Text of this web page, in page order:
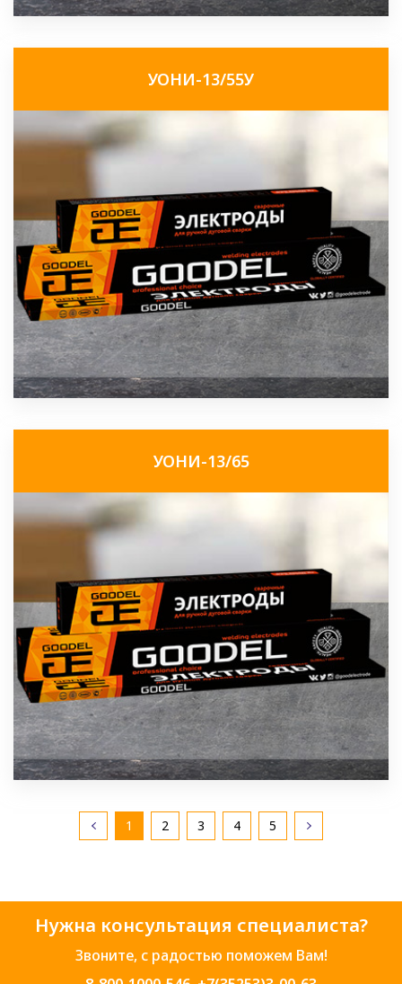
УОНИ-13/55У
УОНИ-13/65
1 2 3 4 5
Нужна консультация специалиста?
Звоните, с радостью поможем Вам!